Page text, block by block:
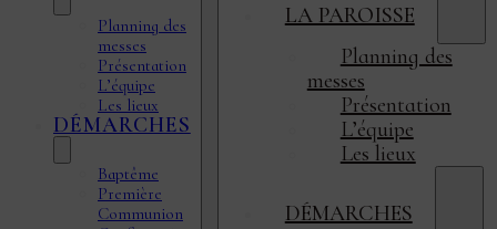
Planning des
messes
Présentation
L’équipe
Les lieux
DÉMARCHES
Baptême
Première
Communion
LA PAROISSE
Planning des
messes
Présentation
L’équipe
Les lieux
DÉMARCHES